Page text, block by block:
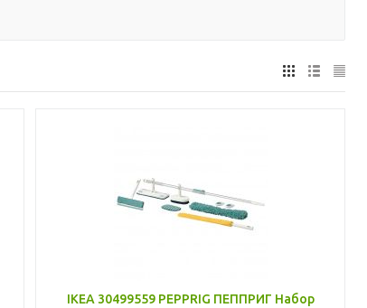
IKEA 30499559 PEPPRIG ПЕППРИГ Набор